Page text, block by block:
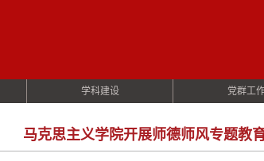
学科建设 党群工
马克思主义学院开展师德师风专题教